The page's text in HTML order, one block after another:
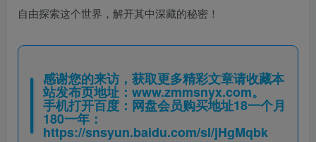
自由探索这个世界，解开其中深藏的秘密！
感谢您的来访，获取更多精彩文章请收藏本
站发布页地址： www.zmmsnyx.com。
手机打开百度：网盘会员购买地址18一个月
180一年：
https://snsyun.baidu.com/sl/jHgMqbk